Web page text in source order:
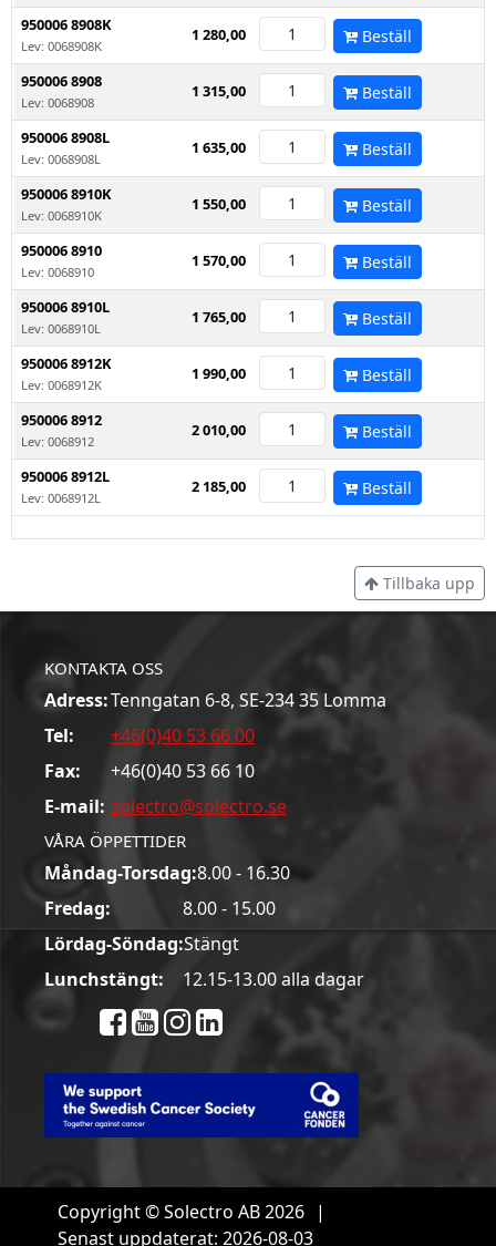
950006 8908K
Lev: 0068908K
1 280,00 Beställ
950006 8908
Lev: 0068908
1 315,00 Beställ
950006 8908L
Lev: 0068908L
1 635,00 Beställ
950006 8910K
Lev: 0068910K
1 550,00 Beställ
950006 8910
Lev: 0068910
1 570,00 Beställ
950006 8910L
Lev: 0068910L
1 765,00 Beställ
950006 8912K
Lev: 0068912K
1 990,00 Beställ
950006 8912
Lev: 0068912
2 010,00 Beställ
950006 8912L
Lev: 0068912L
2 185,00 Beställ
Tillbaka upp
KONTAKTA OSS
Adress:Tenngatan 6-8, SE-234 35 Lomma
Tel:
+46(0)40 53 66 00
Fax:
+46(0)40 53 66 10
E-mail: solectro@solectro.se
VÅRA ÖPPETTIDER
Måndag-Torsdag:8.00 - 16.30
Fredag:
8.00 - 15.00
Lördag-Söndag:Stängt
Lunchstängt:
12.15-13.00 alla dagar
Copyright © Solectro AB 2026 |
Senast uppdaterat: 2026-08-03